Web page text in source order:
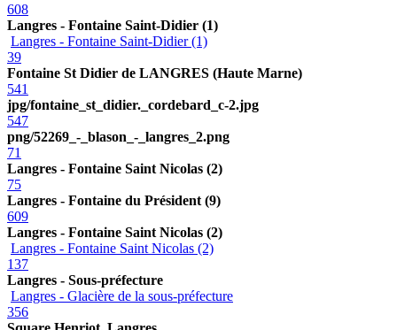
608
Langres - Fontaine Saint-Didier (1)
Langres - Fontaine Saint-Didier (1)
39
Fontaine St Didier de LANGRES (Haute Marne)
541
jpg/fontaine_st_didier._cordebard_c-2.jpg
547
png/52269_-_blason_-_langres_2.png
71
Langres - Fontaine Saint Nicolas (2)
75
Langres - Fontaine du Président (9)
609
Langres - Fontaine Saint Nicolas (2)
Langres - Fontaine Saint Nicolas (2)
137
Langres - Sous-préfecture
Langres - Glacière de la sous-préfecture
356